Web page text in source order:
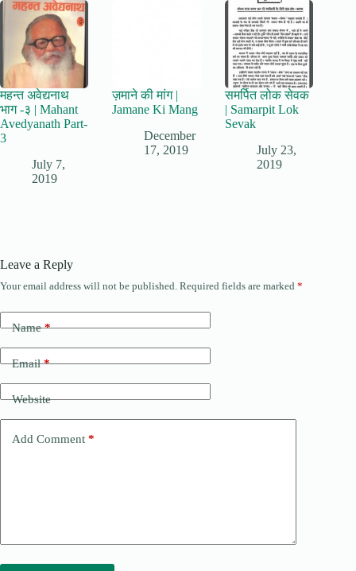
महन्त अवेद्यनाथ
भाग -३ | Mahant
Avedyanath Part-
3
July 7,
2019
ज़माने की मांग |
Jamane Ki Mang
December
17, 2019
समर्पित लोक सेवक
| Samarpit Lok
Sevak
July 23,
2019
Leave a Reply
Your email address will not be published. Required fields are marked *
Name*
Email*
Website
Add Comment *